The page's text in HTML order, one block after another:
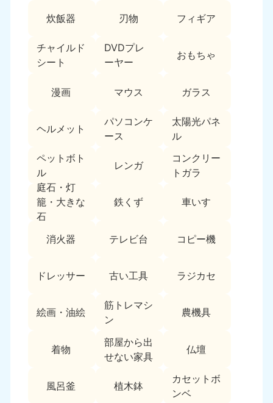
炊飯器 刃物 フィギア
チャイルド
シート
DVDプレ
ーヤー
おもちゃ
漫画 マウス ガラス
ヘルメット
パソコンケ
ース
太陽光パネ
ル
ペットボト
ル
レンガ
コンクリー
トガラ
庭石・灯
籠・大きな
石
鉄くず 車いす
消火器 テレビ台 コピー機
ドレッサー 古い工具 ラジカセ
絵画・油絵
筋トレマシ
ン
農機具
着物
部屋から出
せない家具
仏壇
風呂釜 植木鉢
カセットボ
ンベ
奈良県
050-1881-5249
三重県
050-1881-5254
滋賀県
9:00〜19:00 年中無休 9:00〜19:00 年中無休
050-1881-5248
中国
岡山県
050-1881-5146
9:00〜19:00 年中無休
山口県
050-1880-9900
9:00〜19:00 年中無休 9:00〜19:00 年中無休
島根県
050-1881-5145
四国
香川県
050-1880-9899
徳島県
050-1880-9898